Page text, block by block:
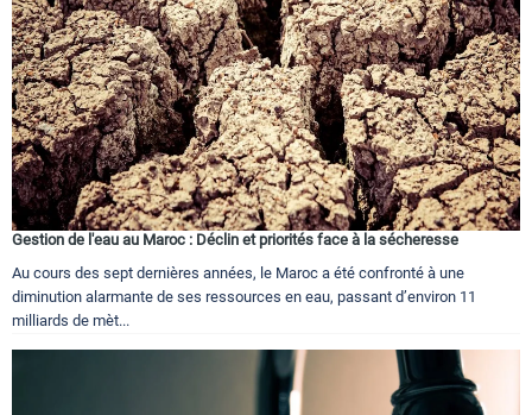
Gestion de l'eau au Maroc : Déclin et priorités face à la sécheresse
Au cours des sept dernières années, le Maroc a été confronté à une
diminution alarmante de ses ressources en eau, passant d’environ 11
milliards de mèt...